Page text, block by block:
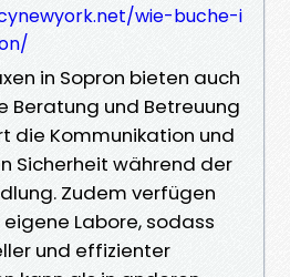
wie-buche-i
in Sopron bieten auch
Beratung und Betreuung
die Kommunikation und
Sicherheit während der
Zudem verfügen
eigene Labore, sodass
und effizienter